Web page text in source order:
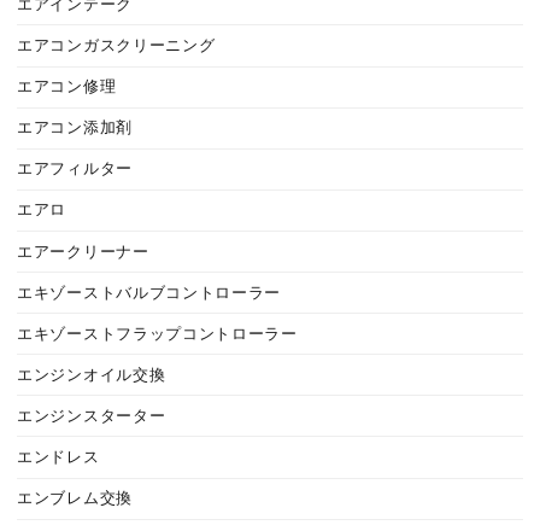
エアインテーク
エアコンガスクリーニング
エアコン修理
エアコン添加剤
エアフィルター
エアロ
エアークリーナー
エキゾーストバルブコントローラー
エキゾーストフラップコントローラー
エンジンオイル交換
エンジンスターター
エンドレス
エンブレム交換